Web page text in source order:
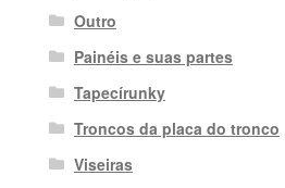
Outro
Painéis e suas partes
Tapecírunky
Troncos da placa do tronco
Viseiras